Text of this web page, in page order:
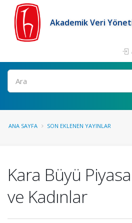
Akademik Veri
Ara
ANA SAYFA SON EKLENEN YAYINLAR
Kara Büyü
ve Kadınlar